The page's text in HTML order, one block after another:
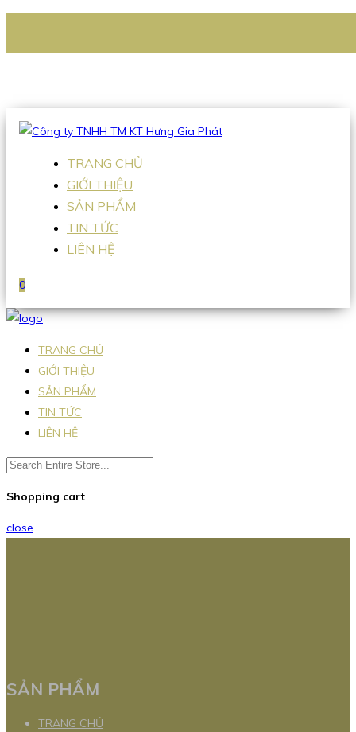
Hotline:0938 336 079
TRANG CHỦ
GIỚI THIỆU
SẢN PHẨM
TIN TỨC
LIÊN HỆ
0
TRANG CHỦ
GIỚI THIỆU
SẢN PHẨM
TIN TỨC
LIÊN HỆ
Shopping cart
close
SẢN PHẨM
TRANG CHỦ